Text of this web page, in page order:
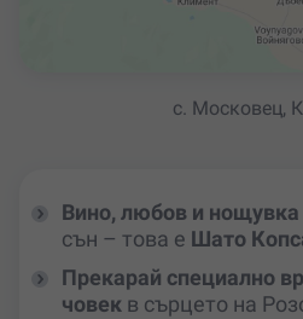
с. Московец,
Вино, любов и
сън – това е Шато
Прекарай специално
човек в сърцето на